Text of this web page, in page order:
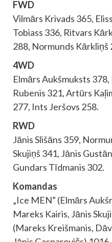
FWD
Vilmārs Krivads 365,
Tobiass 336, Ritvars
288, Normunds Kārkliņš
4WD
Elmārs Aukšmuksts
Rubenis 321, Artūrs
277, Ints Jeršovs 258.
RWD
Jānis Slišāns 359,
Skujiņš 341, Jānis
Gundars Tīdmanis 302.
Komandas
„Ice MEN” (Elmārs
Mareks Kairis, Jānis
(Mareks Kreišmanis,